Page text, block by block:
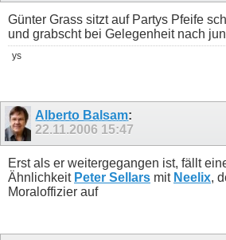
Günter Grass sitzt auf Partys Pfeife
und grabscht bei Gelegenheit nach
ys
Alberto Balsam:
22.11.2006 15:47
Erst als er weitergegangen ist, fällt
Ähnlichkeit Peter Sellars mit Neelix,
Moraloffizier auf